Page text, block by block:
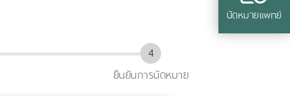
นัดหมายแพทย์
ยืนยันการนัดหมาย